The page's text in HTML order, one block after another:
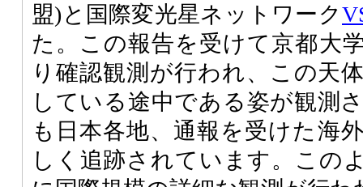
盟)と国際変光星ネットワーク
た。この報告を受けて京都大
り確認観測が行われ、この天
している途中である姿が観測
も日本各地、通報を受けた海
しく追跡されています。この